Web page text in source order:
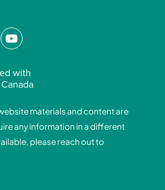
Y
o
t
u
b
e
with
materials and content are
any information in a different
please reach out to